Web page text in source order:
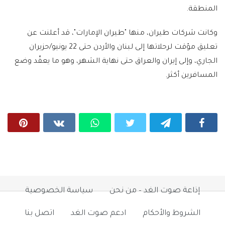
المنطقة.
وكانت شركات طيران، منها "طيران الإمارات"، قد أعلنت عن
تعليق مؤقت لرحلاتها إلى لبنان والأردن حتى 22 يونيو/حزيران
الجاري، وإلى إيران والعراق حتى نهاية الشهر، وهو ما يعقّد وضع
المسافرين أكثر.
إذاعة صوت الغد – من نحن سياسة الخصوصية
الشروط والأحكام ادعم صوت الغد اتصل بنا